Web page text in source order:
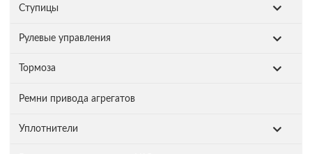
Ступицы
Рулевые управления
Тормоза
Ремни привода агрегатов
Уплотнители